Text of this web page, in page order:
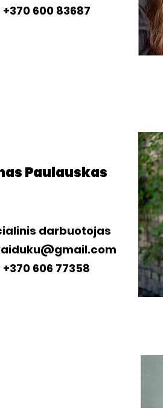
+370 600 83687
Paulauskas
darbuotojas
+370 606 77358